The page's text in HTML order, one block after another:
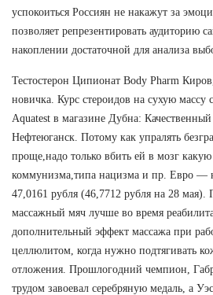
успокоиться Россиян не накажут за
позволяет репрезентировать аудиторию
накоплении достаточной для анализа
Тестостерон Ципионат Body Pharm
новичка. Курс стероидов на сухую массу
Aquatest в магазине Дубна:
Нефтеюганск. Потому как упралять
проще,надо только вбить ей в мозг
коммунизма,типа нацизма и пр. Евро —
47,0161 рубля (46,7712 рубля на 28 мая).
массажный мяч лучше во время
дополнительный эффект массажа при
целлюлитом, когда нужно подтягивать
отложения. Прошлогодний чемпион,
трудом завоевал серебряную медаль, а